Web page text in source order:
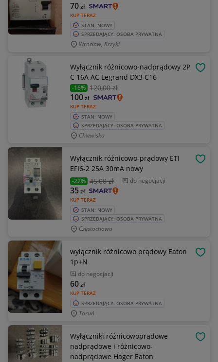
KUP TERAZ
70zł
STAN: NOWY
SPRZEDAJĄCY: OSOBA PRYWATNA
Wrocław, Krzyki
Wyłącznik różnicowo-nadprądowy 2P
C 16A AC Legrand DX3 C16
-16% 120,00 zł
KUP TERAZ
100zł
STAN: NOWY
SPRZEDAJĄCY: OSOBA PRYWATNA
Chlewiska
Wyłącznik różnicowo-prądowy ETI
EFI6-2 25A 30mA nowy
-22% 45,00 zł do negocjacji
KUP TERAZ
35zł
STAN: NOWY
SPRZEDAJĄCY: OSOBA PRYWATNA
Częstochowa
wyłącznik różnicowo prądowy Eaton
1p+N
do negocjacji
KUP TERAZ
60zł
SPRZEDAJĄCY: OSOBA PRYWATNA
Toruń
Wyłączniki różnicowoprądowe
nadprądowe i różnicowo-
nadprądowe Hager Eaton